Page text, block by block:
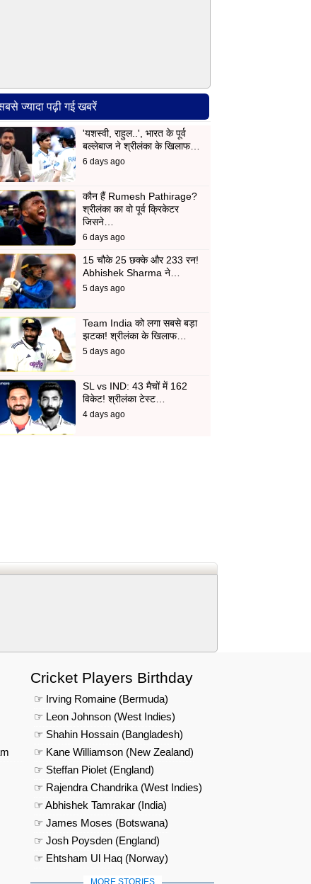
ज्यादा पढ़ी गई खबरें
'यशस्वी, राहुल..', भारत के पूर्व
बल्लेबाज ने श्रीलंका के खिलाफ…
6 days ago
कौन हैं Rumesh Pathirage?
श्रीलंका का वो पूर्व क्रिकेटर
जिसने…
6 days ago
15 चौके 25 छक्के और 233 रन!
Abhishek Sharma ने…
5 days ago
Team India को लगा सबसे बड़ा
झटका! श्रीलंका के खिलाफ…
5 days ago
SL vs IND: 43 मैचों में 162
विकेट! श्रीलंका टेस्ट…
4 days ago
Google News
Cricket Players Birthday
☞ Irving Romaine (Bermuda)
☞ Leon Johnson (West Indies)
☞ Shahin Hossain (Bangladesh)
☞ Kane Williamson (New Zealand)
☞ Steffan Piolet (England)
☞ Rajendra Chandrika (West Indies)
☞ Abhishek Tamrakar (India)
☞ James Moses (Botswana)
☞ Josh Poysden (England)
☞ Ehtsham Ul Haq (Norway)
MORE STORIES